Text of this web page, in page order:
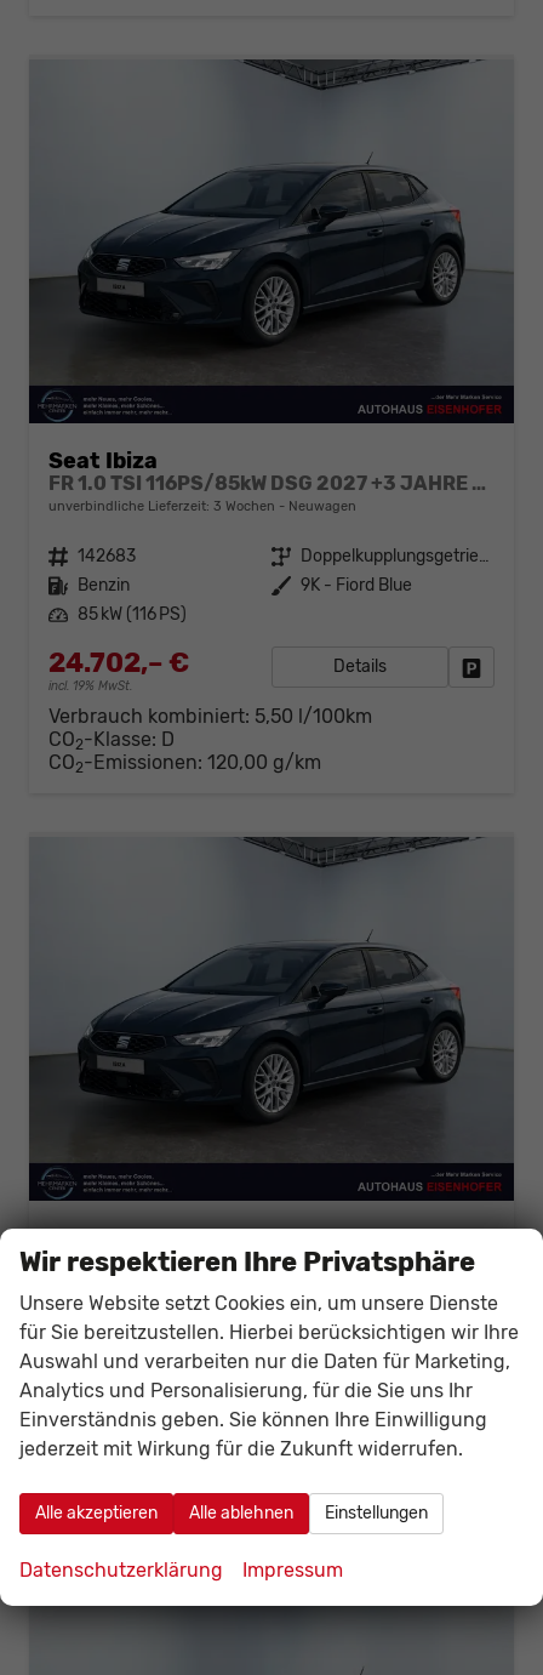
Seat Ibiza
FR 1.0 TSI 116PS/85kW DSG 2027 +3 JAHRE ERW. GARANTIE+18" ALU PERFORMANCE+KESSY+FULL LED+SAFE&DRIVING XL+ANHÄNGER VORBEREITUNG+10,25" DIGITAL COCKPIT
unverbindliche Lieferzeit: 3 Wochen Neuwagen
Fahrzeugnr. 142683 Getriebe
Doppelkupplungsgetriebe (DSG)
Kraftstoff Benzin Außenfarbe 9K - Fiord Blue
Leistung 85 kW (116 PS)
24.702,– €
incl. 19% MwSt.
Details
Verbrauch kombiniert: 5,50 l/100km
CO2-Klasse: D
CO2-Emissionen: 120,00 g/km
FR 1.0 TSI 116PS/85kW DSG 2026 *Faceliftet*
Fahrzeugnr. 141103 Getriebe
Kraftstoff Benzin Leistung 85 kW (116 PS)
24.863,– € Details
Verbrauch kombiniert:
CO2-Klasse: D
CO2-Emissionen:120,00 g/km
Wir respektieren Ihre Privatsphäre
Unsere Website setzt Cookies ein, um unsere Dienste
für Sie bereitzustellen. Hierbei berücksichtigen wir Ihre
Auswahl und verarbeiten nur die Daten für Marketing,
Analytics und Personalisierung, für die Sie uns Ihr
Einverständnis geben. Sie können Ihre Einwilligung
jederzeit mit Wirkung für die Zukunft widerrufen.
Alle akzeptieren Alle ablehnen Einstellungen
Datenschutzerklärung Impressum